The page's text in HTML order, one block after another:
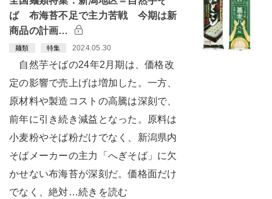
ば 布海苔不足で主力苦戦 今期は新
商品の計画…
麺類 特集 2024.05.30
自然芋そばの24年2月期は、価格改
定の影響で売上げは増加した。一方、
原材料や製造コストの高騰は深刻で、
前年に引き続き減益となった。原料は
小麦粉やそば粉だけでなく、新潟県内
そばメーカーの主力「へぎそば」に欠
かせない布海苔が深刻だ。価格面だけ
でなく、絶対…続きを読む